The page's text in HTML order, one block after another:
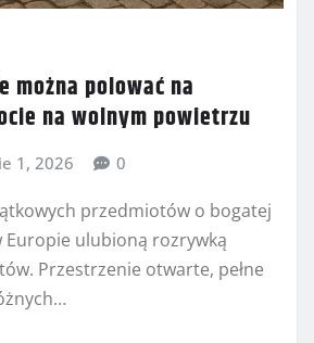
można polować na
na wolnym powietrzu
1, 2026 0
przedmiotów o bogatej
Europie ulubioną rozrywką
Przestrzenie otwarte, pełne